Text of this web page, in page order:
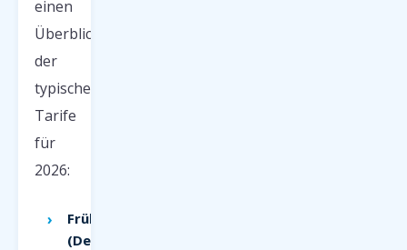
einen
Überblick
der
typischen
Tarife
für
2026:
Frühbucher
(Dezember